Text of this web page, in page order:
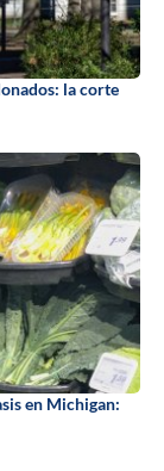
la corte
en Michigan: